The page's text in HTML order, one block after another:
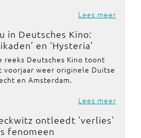
Lees meer
in Deutsches Kino:
en ‘Hysteria’
reeks Deutsches Kino toont
voorjaar weer originele Duitse
en Amsterdam.
Lees meer
ontleedt 'verlies'
fenomeen